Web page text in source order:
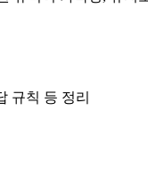
규칙 등 정리